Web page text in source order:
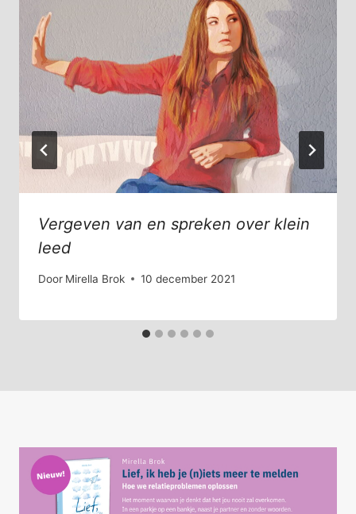
Vergeven van en spreken over klein
leed
Door Mirella Brok 10 december 2021